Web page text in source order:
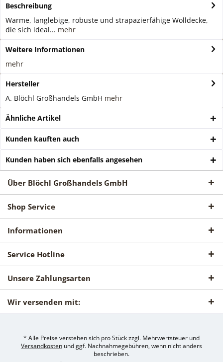
Beschreibung
Warme, langlebige, robuste und strapazierfähige Wolldecke,
die sich ideal... mehr
Weitere Informationen
mehr
Hersteller
A. Blöchl Großhandels GmbH mehr
Ähnliche Artikel
Kunden kauften auch
Kunden haben sich ebenfalls angesehen
Über Blöchl Großhandels GmbH
Shop Service
Informationen
Service Hotline
Unsere Zahlungsarten
Wir versenden mit:
* Alle Preise verstehen sich pro Stück zzgl. Mehrwertsteuer und
Versandkosten und ggf. Nachnahmegebühren, wenn nicht anders
beschrieben.